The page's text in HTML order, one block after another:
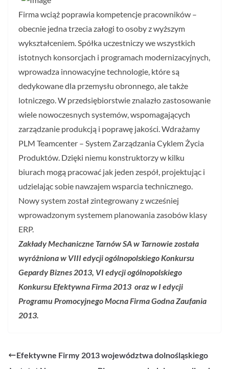
Firma wciąż poprawia kompetencje pracowników –
obecnie jedna trzecia załogi to osoby z wyższym
wykształceniem. Spółka uczestniczy we wszystkich
istotnych konsorcjach i programach modernizacyjnych,
wprowadza innowacyjne technologie, które są
dedykowane dla przemysłu obronnego, ale także
lotniczego. W przedsiębiorstwie znalazło zastosowanie
wiele nowoczesnych systemów, wspomagających
zarządzanie produkcją i poprawę jakości. Wdrażamy
PLM Teamcenter – System Zarządzania Cyklem Życia
Produktów. Dzięki niemu konstruktorzy w kilku
biurach mogą pracować jak jeden zespół, projektując i
udzielając sobie nawzajem wsparcia technicznego.
Nowy system został zintegrowany z wcześniej
wprowadzonym systemem planowania zasobów klasy
ERP.
Zakłady Mechaniczne Tarnów SA w Tarnowie została
wyróżniona w VIII edycji ogólnopolskiego Konkursu
Gepardy Biznes 2013, VI edycji ogólnopolskiego
Konkursu Efektywna Firma 2013 oraz w I edycji
Programu Promocyjnego Mocna Firma Godna Zaufania
2013.
Efektywne Firmy 2013 województwa dolnośląskiego